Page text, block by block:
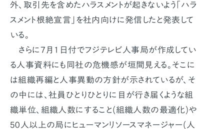
外、取引先を含めたハラスメントが起きないよう「ハラ
スメント根絶宣言」を社内向けに発信したと発表して
いる。
さらに7月1日付でフジテレビ人事局が作成してい
る人事資料にも同社の危機感が垣間見える。そこに
は組織再編と人事異動の方針が示されているが、そ
の中には、社員ひとりひとりに目が行き届くような組
織単位、組織人数にすること(組織人数の最適化)や
50人以上の局にヒューマンリソースマネージャー(人